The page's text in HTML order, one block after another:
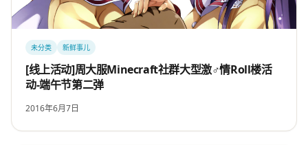
未分类 新鲜事儿
[线上活动]周大服Minecraft社群大型激♂情Roll楼活
动-端午节第二弹
2016年6月7日